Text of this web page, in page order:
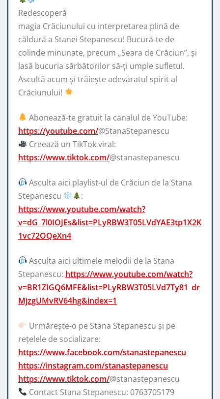
Redescoperă
magia Crăciunului cu interpretarea plină de
căldură a Stanei Stepanescu! Bucură-te de
colinde minunate, precum „Seara de Crăciun”, și
lasă bucuria sărbătorilor să-ți umple sufletul.
Ascultă acum și trăiește adevăratul spirit al
Crăciunului!
Abonează-te gratuit la canalul de YouTube:
https://youtube.com/@StanaStepanescu
Creează un TikTok viral:
https://www.tiktok.com/@stanastepanescu
Asculta aici playlist-ul de Crăciun de la Stana
Stepanescu
:
https://www.youtube.com/watch?
v=dG_7l0IOJEs&list=PLyRBW3T05LVdYAE3tp1X2K
1vc72OQeXn4
Asculta aici ultimele melodii de la Stana
Stepanescu: https://www.youtube.com/watch?
v=BR1ZIGQ6MFE&list=PLyRBW3T05LVd7Ty81_dr
MjzgUMvRV64hg&index=1
Urmărește-o pe Stana Stepanescu și pe
rețelele de socializare:
https://www.facebook.com/stanastepanescu
https://instagram.com/stanastepanescu
https://www.tiktok.com/@stanastepanescu
Contact Stana Stepanescu: 0763705179